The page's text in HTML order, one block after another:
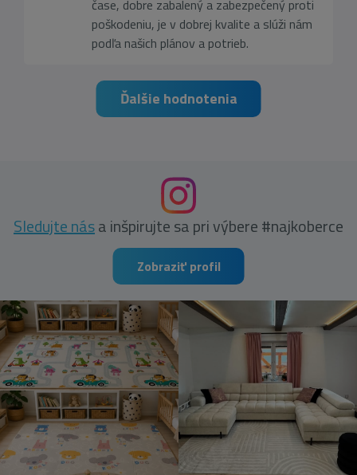
čase, dobre zabalený a zabezpečený proti
poškodeniu, je v dobrej kvalite a slúži nám
podľa našich plánov a potrieb.
Ďalšie hodnotenia
Sledujte nása inšpirujte sa pri výbere #najkoberce
Zobraziť profil